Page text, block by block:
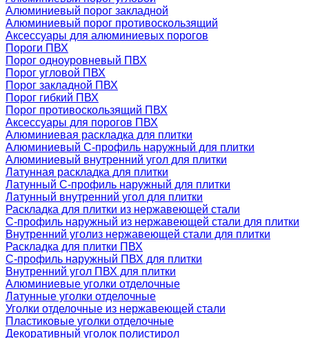
Алюминиевый порог закладной
Алюминиевый порог противоскользящий
Аксессуары для алюминиевых порогов
Пороги ПВХ
Порог одноуровневый ПВХ
Порог угловой ПВХ
Порог закладной ПВХ
Порог гибкий ПВХ
Порог противоскользящий ПВХ
Аксессуары для порогов ПВХ
Алюминиевая раскладка для плитки
Алюминиевый С-профиль наружный для плитки
Алюминиевый внутренний угол для плитки
Латунная раскладка для плитки
Латунный С-профиль наружный для плитки
Латунный внутренний угол для плитки
Раскладка для плитки из нержавеющей стали
С-профиль наружный из нержавеющей стали для плитки
Внутренний уголиз нержавеющей стали для плитки
Раскладка для плитки ПВХ
С-профиль наружный ПВХ для плитки
Внутренний угол ПВХ для плитки
Алюминиевые уголки отделочные
Латунные уголки отделочные
Уголки отделочные из нержавеющей стали
Пластиковые уголки отделочные
Декоративный уголок полистирол